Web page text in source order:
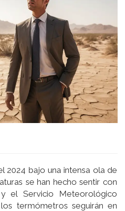
2024 bajo una intensa ola de
se han hecho sentir con
el Servicio Meteorológico
termómetros seguirán en